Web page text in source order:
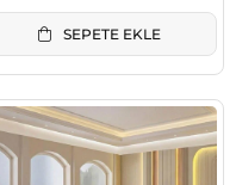
SEPETE EKLE